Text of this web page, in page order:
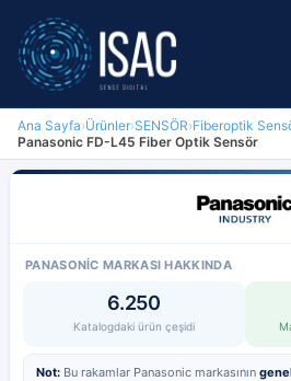
Blog
Ana Sayfa›Ürünler›SENSÖR›Fiberoptik
Panasonic FD-L45 Fiber Optik Sensör
PANASONIC MARKASI HAKKINDA
6.250
Katalogdaki ürün çeşidi
Not: Bu rakamlar Panasonic markasının